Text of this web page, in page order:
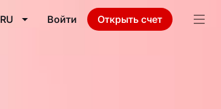
RU Войти Открыть счет